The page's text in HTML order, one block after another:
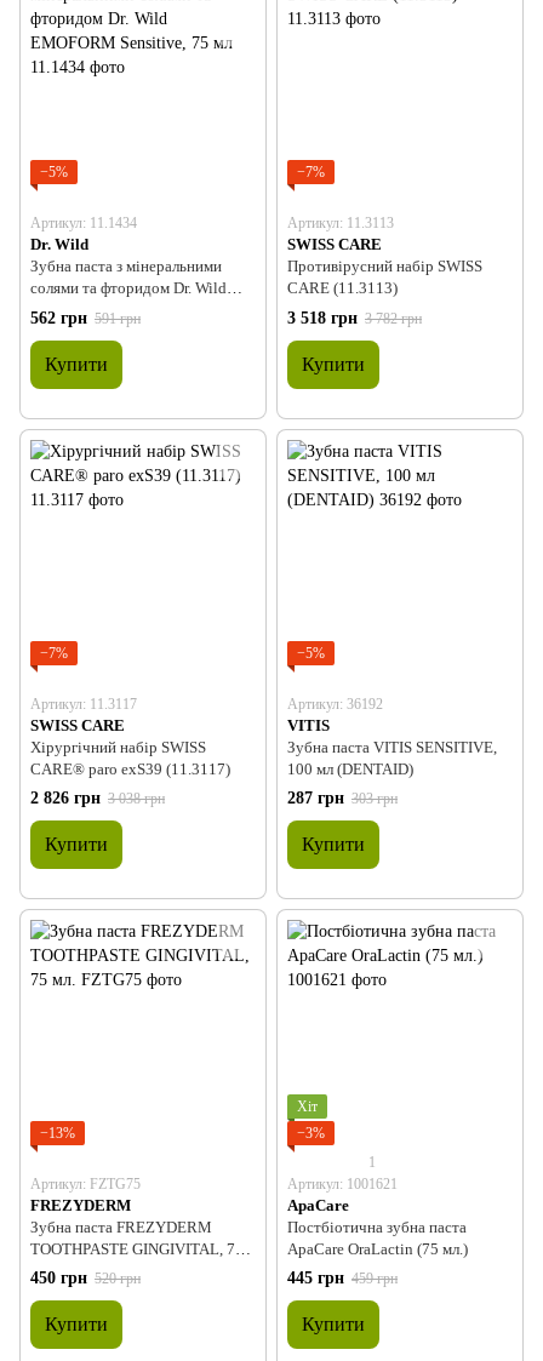
−5%
Артикул: 11.1434
Dr. Wild
Зубна паста з мінеральними
солями та фторидом Dr. Wild
EMOFORM Sensitive, 75 мл
562 грн 591 грн
Купити
−7%
Артикул: 11.3113
SWISS CARE
Противірусний набір SWISS
CARE (11.3113)
3 518 грн 3 782 грн
Купити
−7%
Артикул: 11.3117
SWISS CARE
Хірургічний набір SWISS
CARE® paro exS39 (11.3117)
2 826 грн 3 038 грн
Купити
−5%
Артикул: 36192
VITIS
Зубна паста VITIS SENSITIVE,
100 мл (DENTAID)
287 грн 303 грн
Купити
−13%
Артикул: FZTG75
FREZYDERM
Зубна паста FREZYDERM
TOOTHPASTE GINGIVITAL, 75
мл.
450 грн 520 грн
Купити
Хіт
−3%
1
Артикул: 1001621
ApaCare
Постбіотична зубна паста
ApaCare OraLactin (75 мл.)
445 грн 459 грн
Купити